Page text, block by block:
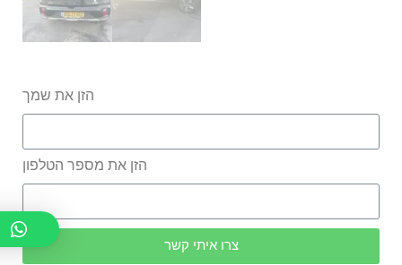
הזן את שמך
הזן את מספר הטלפון
צרו איתי קשר